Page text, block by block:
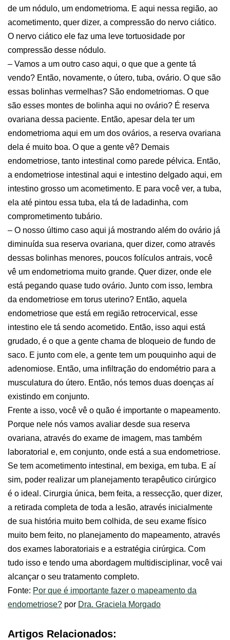
de um nódulo, um endometrioma. E aqui nessa região, ao
acometimento, quer dizer, a compressão do nervo ciático.
O nervo ciático ele faz uma leve tortuosidade por
compressão desse nódulo.
– Vamos a um outro caso aqui, o que que a gente tá
vendo? Então, novamente, o útero, tuba, ovário. O que são
essas bolinhas vermelhas? São endometriomas. O que
são esses montes de bolinha aqui no ovário? É reserva
ovariana dessa paciente. Então, apesar dela ter um
endometrioma aqui em um dos ovários, a reserva ovariana
dela é muito boa. O que a gente vê? Demais
endometriose, tanto intestinal como parede pélvica. Então,
a endometriose intestinal aqui e intestino delgado aqui, em
intestino grosso um acometimento. E para você ver, a tuba,
ela até pintou essa tuba, ela tá de ladadinha, com
comprometimento tubário.
– O nosso último caso aqui já mostrando além do ovário já
diminuída sua reserva ovariana, quer dizer, como através
dessas bolinhas menores, poucos folículos antrais, você
vê um endometrioma muito grande. Quer dizer, onde ele
está pegando quase tudo ovário. Junto com isso, lembra
da endometriose em torus uterino? Então, aquela
endometriose que está em região retrocervical, esse
intestino ele tá sendo acometido. Então, isso aqui está
grudado, é o que a gente chama de bloqueio de fundo de
saco. E junto com ele, a gente tem um pouquinho aqui de
adenomiose. Então, uma infiltração do endométrio para a
musculatura do útero. Então, nós temos duas doenças aí
existindo em conjunto.
Frente a isso, você vê o quão é importante o mapeamento.
Porque nele nós vamos avaliar desde sua reserva
ovariana, através do exame de imagem, mas também
laboratorial e, em conjunto, onde está a sua endometriose.
Se tem acometimento intestinal, em bexiga, em tuba. E aí
sim, poder realizar um planejamento terapêutico cirúrgico
é o ideal. Cirurgia única, bem feita, a ressecção, quer dizer,
a retirada completa de toda a lesão, através inicialmente
de sua história muito bem colhida, de seu exame físico
muito bem feito, no planejamento do mapeamento, através
dos exames laboratoriais e a estratégia cirúrgica. Com
tudo isso e tendo uma abordagem multidisciplinar, você vai
alcançar o seu tratamento completo.
Fonte: Por que é importante fazer o mapeamento da
endometriose? por Dra. Graciela Morgado
Artigos Relacionados: